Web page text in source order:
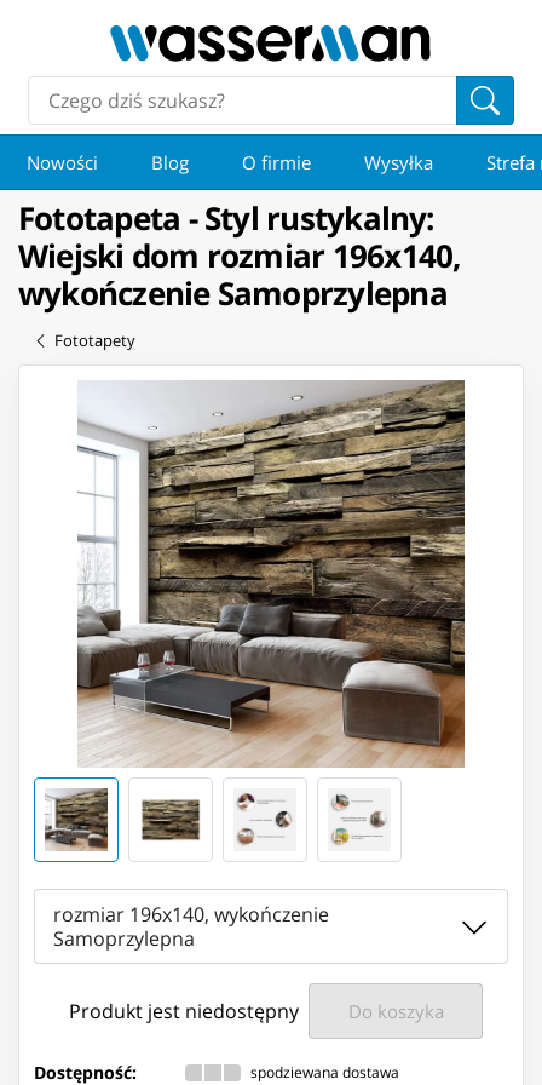
Nowości Blog O firmie Wysyłka Strefa
Fototapeta - Styl rustykalny:
Wiejski dom rozmiar 196x140,
wykończenie Samoprzylepna
Fototapety
rozmiar 196x140, wykończenie
Samoprzylepna
Produkt jest niedostępny Do koszyka
Dostępność: spodziewana dostawa